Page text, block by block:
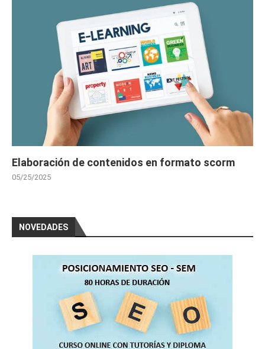
Elaboración de contenidos en formato scorm
05/25/2025
NOVEDADES